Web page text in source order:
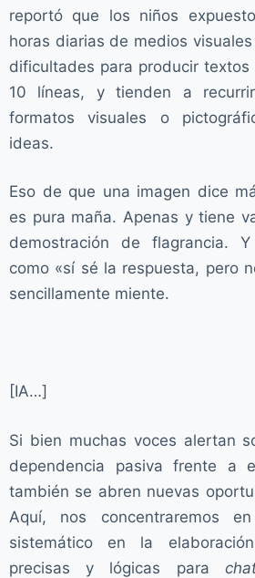
reportó que los niños
horas diarias de medios
dificultades para producir
10 líneas, y tienden a
formatos visuales o
ideas.
Eso de que una imagen dice
es pura maña. Apenas y tiene
demostración de flagrancia.
como «sí sé la respuesta, pero
sencillamente miente.
[IA…]
Si bien muchas voces alertan
dependencia pasiva frente a
también se abren nuevas
Aquí, nos concentraremos
sistemático en la
precisas y lógicas para